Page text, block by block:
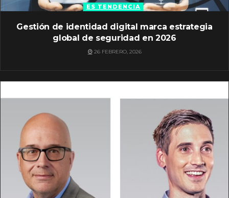
ES TENDENCIA
Gestión de identidad digital marca estrategia
global de seguridad en 2026
26 FEBRERO, 2026